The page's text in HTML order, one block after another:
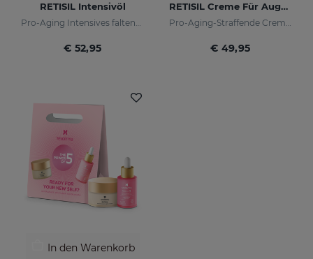
RETISIL Intensivöl
Pro-Aging Intensives faltenreduzierendes Gesichtsöl
€ 52,95
RETISIL Creme Für Augen Und Lippen
Pro-Aging-Straffende Creme für Augen- und Lippenkonturen
€ 49,95
In den Warenkorb